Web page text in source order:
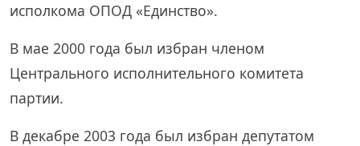
исполкома ОПОД «Единство».
В мае 2000 года был избран членом
Центрального исполнительного комитета
партии.
В декабре 2003 года был избран депутатом